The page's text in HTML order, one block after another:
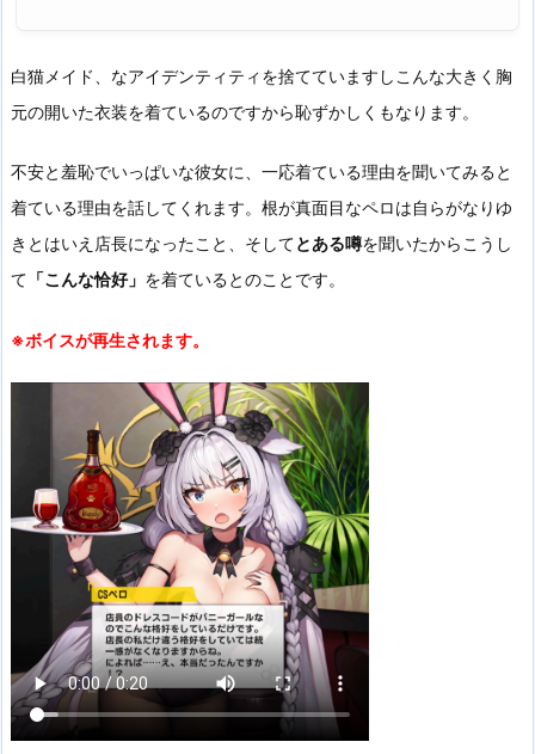
白猫メイド、なアイデンティティを捨てていますしこんな大きく胸
元の開いた衣装を着ているのですから恥ずかしくもなります。
不安と羞恥でいっぱいな彼女に、一応着ている理由を聞いてみると
着ている理由を話してくれます。根が真面目なペロは自らがなりゆ
きとはいえ店長になったこと、そしてとある噂を聞いたからこうし
て 「こんな恰好」 を着ているとのことです。
※ボイスが再生されます。